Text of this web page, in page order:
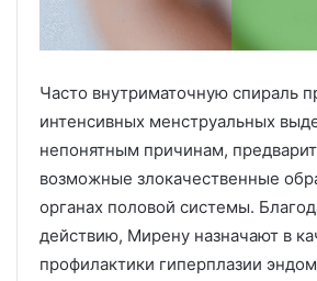
Часто внутриматочную спираль
интенсивных менструальных
непонятным причинам,
возможные злокачественные
органах половой системы.
действию, Мирену назначают в
профилактики гиперплазии